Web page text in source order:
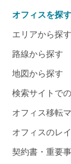
オフィスを探す
エリアから探す
路線から探す
地図から探す
検索サイトで
オフィス移転
オフィスのレ
契約書・重要